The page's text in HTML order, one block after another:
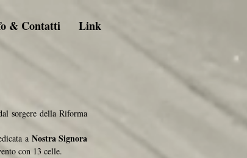
& Contatti Link
sorgere della Riforma
a Nostra Signora
con 13 celle.